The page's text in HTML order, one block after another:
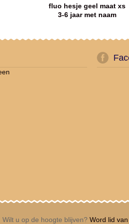
fluo hesje geel maat xs
3-6 jaar met naam
Wilt u op de hoogte blijven? Word lid